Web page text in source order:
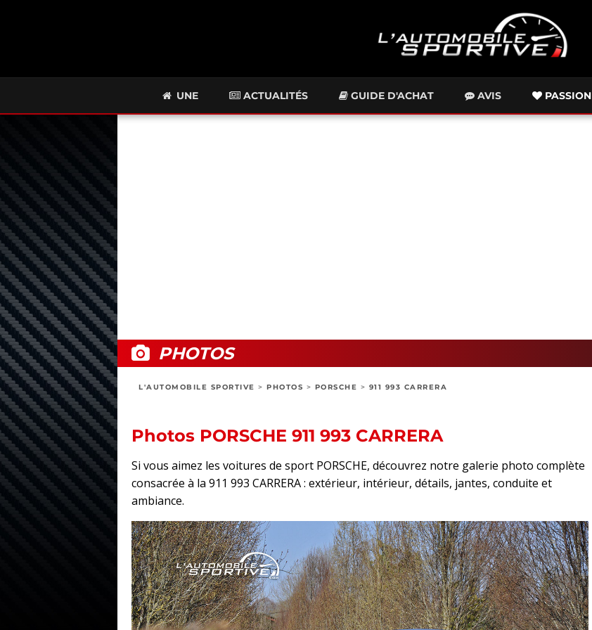
UNE ACTUALITÉS GUIDE D'ACHAT AVIS PASSION
PHOTOS
L'AUTOMOBILE SPORTIVE > PHOTOS > PORSCHE > 911 993 CARRERA
Photos PORSCHE 911 993 CARRERA
Si vous aimez les voitures de sport PORSCHE, découvrez notre galerie photo complète
consacrée à la 911 993 CARRERA : extérieur, intérieur, détails, jantes, conduite et
ambiance.